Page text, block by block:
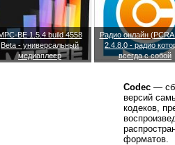
BE 1.5.4 build 4558
Beta - универсальный
медиаплеер
Радио онлайн
2.4.8.0 - радио
всегда с собой
Codec—
версий
кодеков,
форматов.